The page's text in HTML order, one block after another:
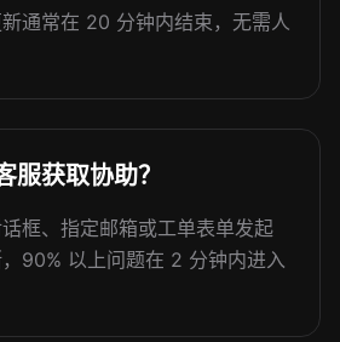
通常在 20 分钟内结束，无需人
服获取协助？
框、指定邮箱或工单表单发起
90% 以上问题在 2 分钟内进入